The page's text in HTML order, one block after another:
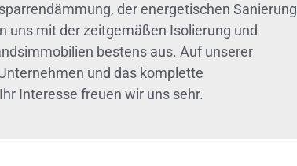
der energetischen Sanierung
uns mit der zeitgemäßen Isolierung und
bestens aus. Auf unserer
und das komplette
Interesse freuen wir uns sehr.